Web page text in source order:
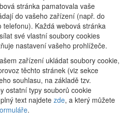
stránka pamatovala vaše
do vašeho zařízení (např. do
Každá webová stránka
své vlastní soubory cookies
nastavení vašeho prohlížeče.
zařízení ukládat soubory cookie,
těchto stránek (viz sekce
souhlasu, na základě tzv.
ostatní typy souborů cookie
text najdete zde, a který můžete
.